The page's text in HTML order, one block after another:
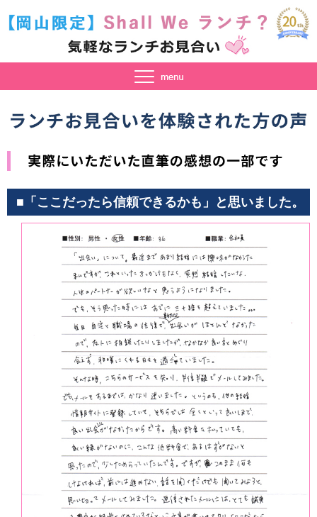
■「ここだったら信頼できるかも」と思いました。